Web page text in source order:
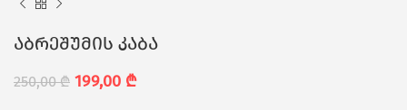
აბრეშუმის კაბა
250,00₾ 199,00 ₾